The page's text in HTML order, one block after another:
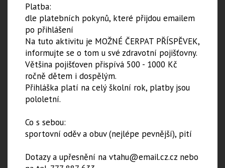
Platba:
dle platebních pokynů, které přijdou emailem
po přihlášení
Na tuto aktivitu je MOŽNÉ ČERPAT PŘÍSPĚVEK,
informujte se o tom u své zdravotní pojišťovny.
Většina pojišťoven přispívá 500 - 1000 Kč
ročně dětem i dospělým.
​Přihláška platí na celý školní rok, platby jsou
pololetní.
Co s sebou:
sportovní oděv a obuv (nejlépe pevnější), pití
Dotazy a upřesnění na vtahu@email.cz.cz nebo